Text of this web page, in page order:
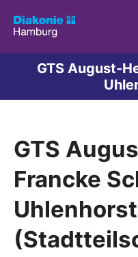
GTS August-
GTS
Francke
Uhlenhorst